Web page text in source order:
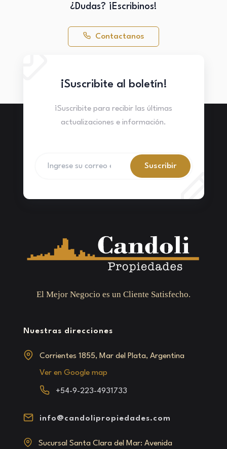
¿Dudas? ¡Escribinos!
Contactanos
¡Suscribite al boletín!
¡Suscribite para recibir las últimas
actualizaciones e información.
Suscribir
El Mejor Negocio es un Cliente Satisfecho.
Nuestras direcciones
Corrientes 1855, Mar del Plata, Argentina
Ver en Google map
+54-9-223-4931733
info@candolipropiedades.com
Sucursal Santa Clara del Mar: Avenida